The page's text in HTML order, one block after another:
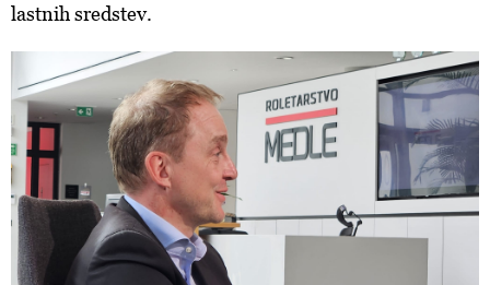
lastnih sredstev.